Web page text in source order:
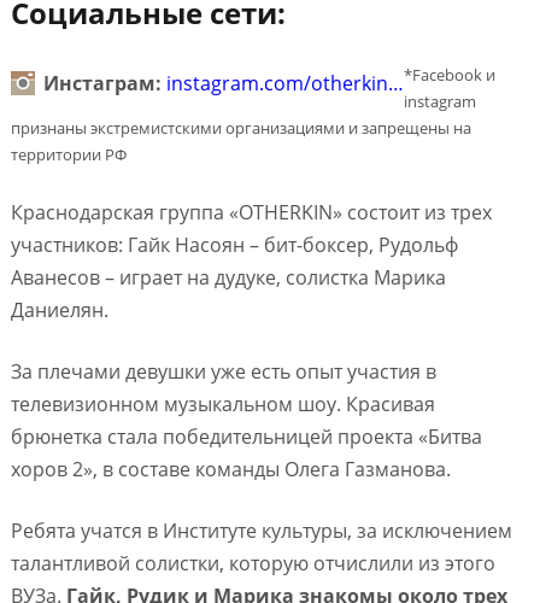
Социальные сети:
Инстаграм: instagram.com/otherkin…*Facebook и
instagram
признаны экстремистскими организациями и запрещены на
территории РФ
Краснодарская группа «OTHERKIN» состоит из трех
участников: Гайк Насоян – бит-боксер, Рудольф
Аванесов – играет на дудуке, солистка Марика
Даниелян.
За плечами девушки уже есть опыт участия в
телевизионном музыкальном шоу. Красивая
брюнетка стала победительницей проекта «Битва
хоров 2», в составе команды Олега Газманова.
Ребята учатся в Институте культуры, за исключением
талантливой солистки, которую отчислили из этого
ВУЗа. Гайк, Рудик и Марика знакомы около трех